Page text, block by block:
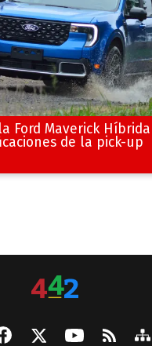
Ford Maverick
de la pick-up